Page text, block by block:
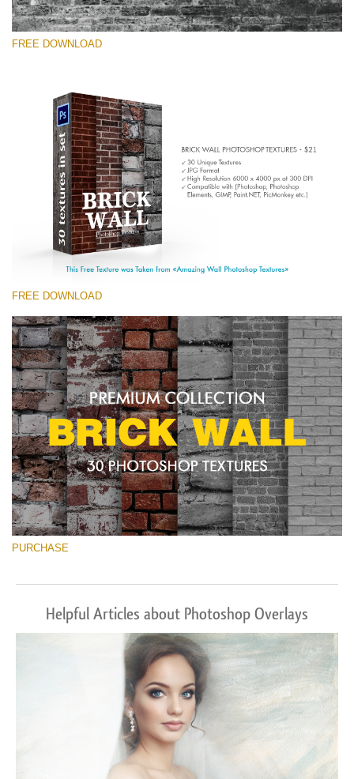
Por favor selecione
Free Photoshop Texture #2 Small 800*533px
Brick Wall
(30 Textures)
Large 6000*4000px
Entire Collection
Download Grátis
FREE DOWNLOAD
FREE DOWNLOAD
PURCHASE
Helpful Articles about Photoshop Overlays